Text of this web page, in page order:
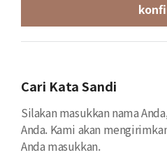
Cari Kata Sandi
Silakan masukkan nama
Anda. Kami akan
Anda masukkan.